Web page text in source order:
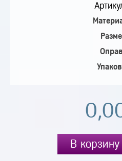
В корзину